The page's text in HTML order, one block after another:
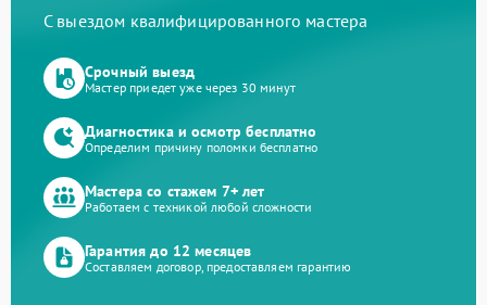
С выездом квалифицированного мастера
Срочный выезд
Мастер приедет уже через 30 минут
Диагностика и осмотр бесплатно
Определим причину поломки бесплатно
Мастера со стажем 7+ лет
Работаем с техникой любой сложности
Гарантия до 12 месяцев
Составляем договор, предоставляем гарантию